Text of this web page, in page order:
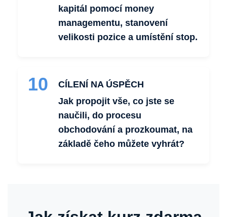
kapitál pomocí money
managementu, stanovení
velikosti pozice a umístění stop.
10
CÍLENÍ NA ÚSPĚCH
Jak propojit vše, co jste se
naučili, do procesu
obchodování a prozkoumat, na
základě čeho můžete vyhrát?